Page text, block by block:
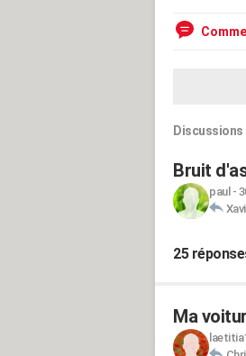
Bruit
paul -
Xavi
25
Ma